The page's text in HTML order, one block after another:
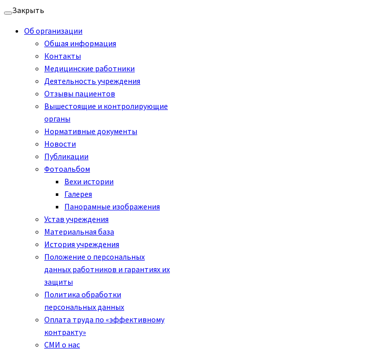
Перейти
содержимому
Закрыть
Об организации
Общая информация
Контакты
Медицинские работники
Деятельность учреждения
Отзывы пациентов
Вышестоящие и контролирующие
органы
Нормативные документы
Новости
Публикации
Фотоальбом
Вехи истории
Галерея
Панорамные изображения
Устав учреждения
Материальная база
История учреждения
Положение о персональных
данных работников и гарантиях их
защиты
Политика обработки
персональных данных
Оплата труда по «эффективному
контракту»
СМИ о нас